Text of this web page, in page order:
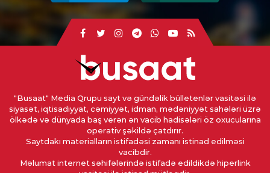
"Busaat" Media Qrupu sayt və gündəlik bülletenlər vasitəsi ilə
siyasət, iqtisadiyyat, cəmiyyət, idman, mədəniyyət sahələri üzrə
ölkədə və dünyada baş verən ən vacib hadisələri öz oxucularına
operativ şəkildə çatdırır.
Saytdakı materialların istifadəsi zamanı istinad edilməsi
vacibdir.
Məlumat internet səhifələrində istifadə edildikdə hiperlink